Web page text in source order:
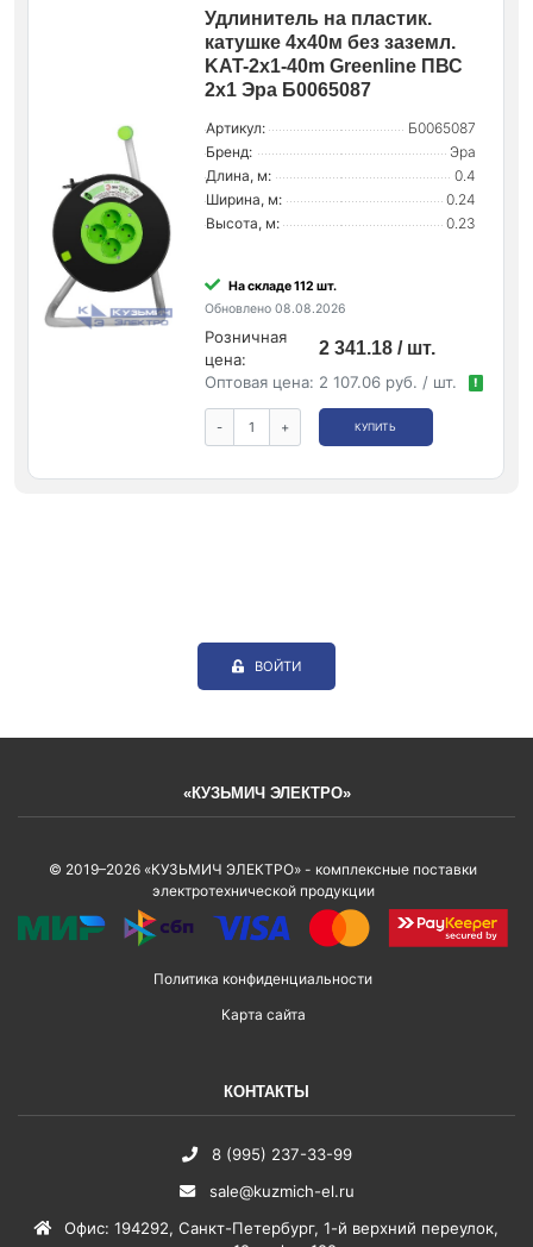
Удлинитель на пластик.
катушке 4х40м без заземл.
KAT-2x1-40m Greenline ПВС
2х1 Эра Б0065087
Артикул:
Б0065087
Бренд:
Эра
Длина, м:
0.4
Ширина, м:
0.24
Высота, м:
0.23
На складе 112 шт.
Обновлено 08.08.2026
Розничная
цена:
2 341.18 / шт.
Оптовая цена: 2 107.06 руб. / шт. !
- + КУПИТЬ
ВОЙТИ
«КУЗЬМИЧ ЭЛЕКТРО»
© 2019–2026 «КУЗЬМИЧ ЭЛЕКТРО» - комплексные поставки
электротехнической продукции
Политика конфиденциальности
Карта сайта
КОНТАКТЫ
8 (995) 237-33-99
sale@kuzmich-el.ru
Офис: 194292, Санкт-Петербург, 1-й верхний переулок,